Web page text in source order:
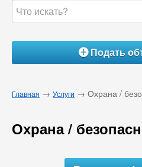
ÁПодать
Главная → Услуги → Охрана /
Охрана /